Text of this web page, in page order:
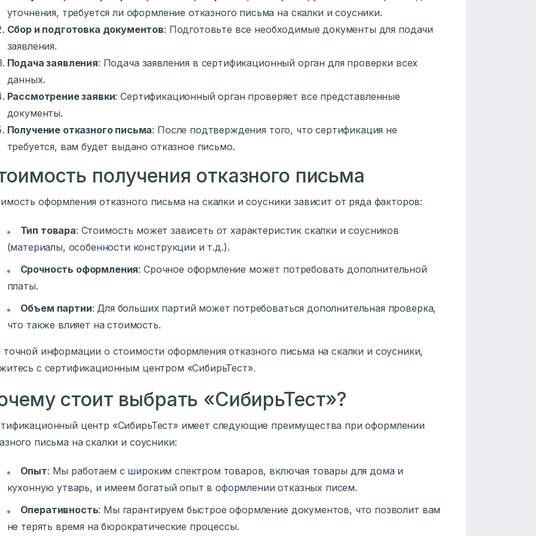
уточнения, требуется ли оформление отказного письма на скалки и соусники.
Сбор и подготовка документов: Подготовьте все необходимые документы для подачи
заявления.
Подача заявления: Подача заявления в сертификационный орган для проверки всех
данных.
Рассмотрение заявки: Сертификационный орган проверяет все представленные
документы.
Получение отказного письма: После подтверждения того, что сертификация не
требуется, вам будет выдано отказное письмо.
получения отказного письма
оформления отказного письма на скалки и соусники зависит от ряда факторов:
Тип товара: Стоимость может зависеть от характеристик скалки и соусников
(материалы, особенности конструкции и т.д.).
Срочность оформления: Срочное оформление может потребовать дополнительной
платы.
Объем партии: Для больших партий может потребоваться дополнительная проверка,
что также влияет на стоимость.
точной информации о стоимости оформления отказного письма на скалки и соусники,
с сертификационным центром «СибирьТест».
стоит выбрать «СибирьТест»?
центр «СибирьТест» имеет следующие преимущества при оформлении
письма на скалки и соусники:
Опыт: Мы работаем с широким спектром товаров, включая товары для дома и
кухонную утварь, и имеем богатый опыт в оформлении отказных писем.
Оперативность: Мы гарантируем быстрое оформление документов, что позволит вам
не терять время на бюрократические процессы.